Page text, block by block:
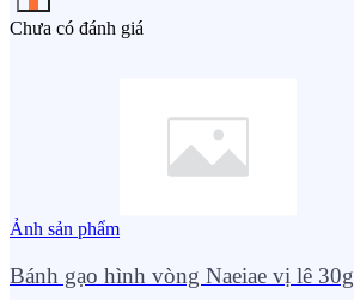
Chưa có đánh giá
Ảnh sản phẩm
Bánh gạo hình vòng Naeiae vị lê 30g